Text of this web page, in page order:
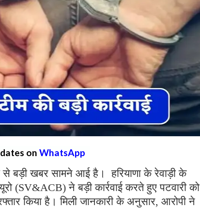
on WhatsApp
से बड़ी खबर सामने आई है। हरियाणा के रेवाड़ी के
(SV&ACB) ने बड़ी कार्रवाई करते हुए पटवारी को
किया है। मिली जानकारी के अनुसार, आरोपी ने